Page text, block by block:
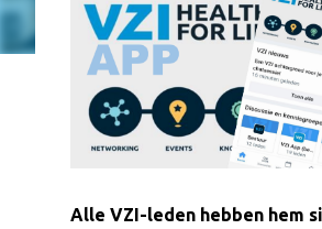
Alle VZI-leden hebben hem